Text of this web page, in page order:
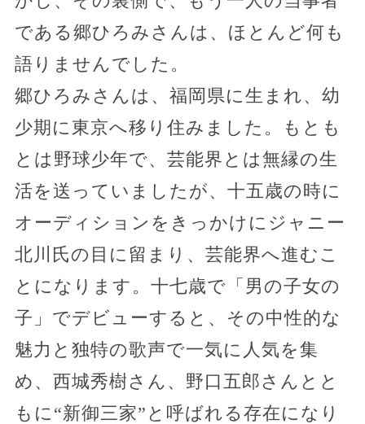
である郷ひろみさんは、ほとんど何も
語りませんでした。
郷ひろみさんは、福岡県に生まれ、幼
少期に東京へ移り住みました。もとも
とは野球少年で、芸能界とは無縁の生
活を送っていましたが、十五歳の時に
オーディションをきっかけにジャニー
北川氏の目に留まり、芸能界へ進むこ
とになります。十七歳で「男の子女の
子」でデビューすると、その中性的な
魅力と独特の歌声で一気に人気を集
め、西城秀樹さん、野口五郎さんとと
もに“新御三家”と呼ばれる存在になり